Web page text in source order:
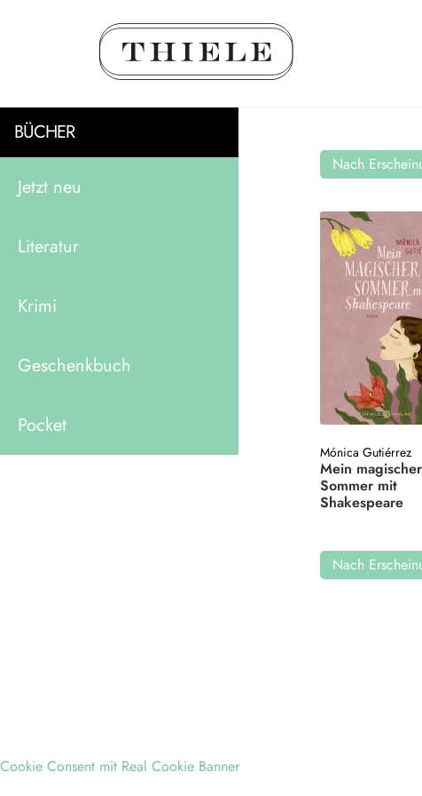
BÜCHER
Jetzt neu
Literatur
Krimi
Geschenkbuch
Pocket
Nach
Mónica Gutiérrez
Mein magischer
Sommer mit
Shakespeare
Nach
Cookie Consent mit Real Cookie Banner